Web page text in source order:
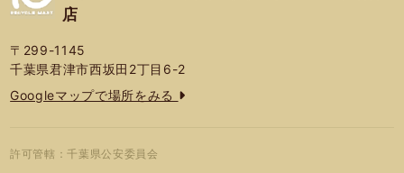
店
〒299-1145
千葉県君津市西坂田2丁目6-2
Googleマップで場所をみる
許可管轄：千葉県公安委員会